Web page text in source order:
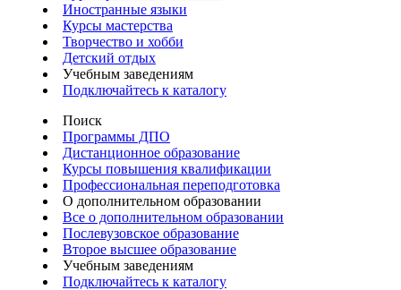
Иностранные языки
Курсы мастерства
Творчество и хобби
Детский отдых
Учебным заведениям
Подключайтесь к каталогу
Поиск
Программы ДПО
Дистанционное образование
Курсы повышения квалификации
Профессиональная переподготовка
О дополнительном образовании
Все о дополнительном образовании
Послевузовское образование
Второе высшее образование
Учебным заведениям
Подключайтесь к каталогу